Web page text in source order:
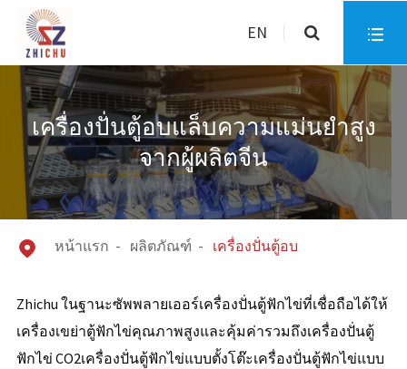
EN 
เครื่องปั่นตู้อบแล็บความแม่นยำสูง
จากผู้ผลิตจีน
 หน้าแรก ผลิตภัณฑ์ เครื่องปั่นตู้อบ
Zhichu ในฐานะซัพพลายเออร์เครื่องปั่นตู้ฟักไข่ที่เชื่อถือได้ให้
เครื่องเขย่าตู้ฟักไข่คุณภาพสูงและคุ้มค่ารวมถึงเครื่องปั่นตู้
ฟักไข่ CO2เครื่องปั่นตู้ฟักไข่แบบตั้งโต๊ะเครื่องปั่นตู้ฟักไข่แบบ